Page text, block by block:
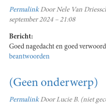
PermalinkDoorNele Van
september 2024 – 21:08
Bericht:
Goed nagedacht en goed
beantwoorden
(Geen onderwerp)
PermalinkDoorLucie B. (niet